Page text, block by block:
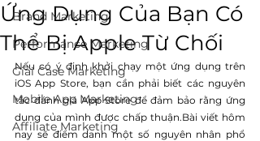
Brand Marketing​
Performance Marketing
Giải Case Marketing
Mobile App Marketing
Affiliate Marketing
Ứng Dụng Của Bạn Có
Thể Bị Apple Từ Chối
Nếu có ý định khởi chạy một ứng dụng trên
iOS App Store, bạn cần phải biết các nguyên
tắc đánh giá App Store để đảm bảo rằng ứng
dụng của mình được chấp thuận.Bài viết hôm
nay sẽ điểm danh một số nguyên nhân phổ